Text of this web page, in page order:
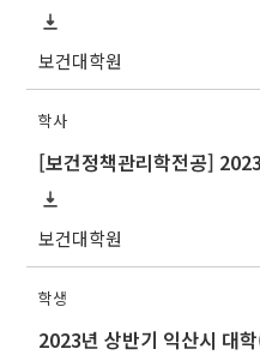
보건대학원
학사
보건대학원
학생